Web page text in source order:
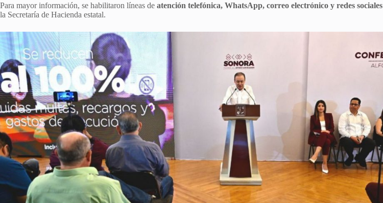
Para mayor información, se habilitaron líneas de atención telefónica, WhatsApp, correo electrónico y redes sociales
la Secretaría de Hacienda estatal.